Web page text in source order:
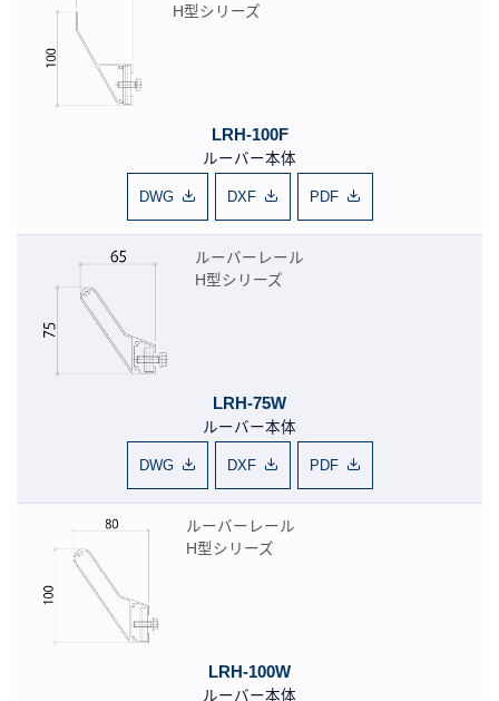
H型シリーズ
LRH-100F
ルーバー本体
DWG DXF PDF
ルーバーレール
H型シリーズ
LRH-75W
ルーバー本体
DWG DXF PDF
ルーバーレール
H型シリーズ
LRH-100W
ルーバー本体